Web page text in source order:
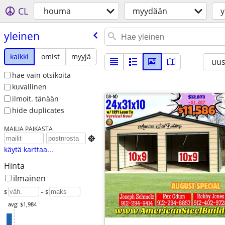
CL houma myydään
yleinen
kaikki omist
myyjä
hae vain otsikoita
kuvallinen
ilmoit. tänään
hide duplicates
MAILIA PAIKASTA

käytä karttaa...
Hinta
ilmainen
$
– $
avg: $1,984